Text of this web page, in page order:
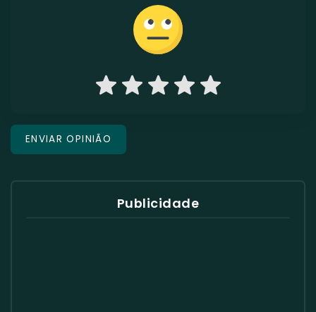
Publicidade